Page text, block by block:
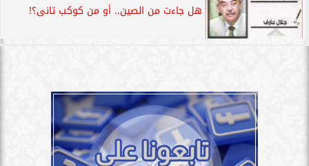
هل جاءت من الصين.. أو من كوكب تانى؟!